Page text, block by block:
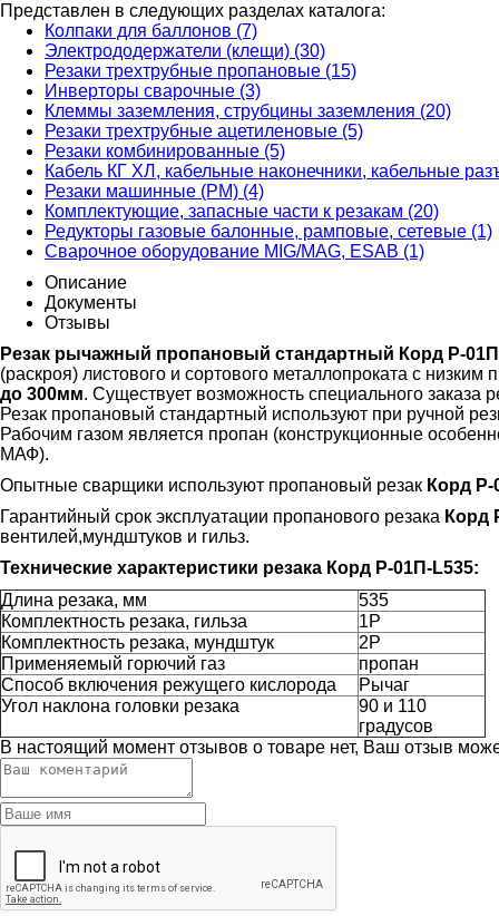
Представлен в следующих разделах каталога:
Колпаки для баллонов (7)
Электрододержатели (клещи) (30)
Резаки трехтрубные пропановые (15)
Инверторы сварочные (3)
Клеммы заземления, струбцины заземления (20)
Резаки трехтрубные ацетиленовые (5)
Резаки комбинированные (5)
Кабель КГ ХЛ, кабельные наконечники, кабельные
Резаки машинные (РМ) (4)
Комплектующие, запасные части к резакам (20)
Редукторы газовые балонные, рамповые, сетевые (1)
Сварочное оборудование MIG/MAG, ESAB (1)
Описание
Документы
Отзывы
Резак рычажный пропановый стандартный Корд Р-
(раскроя) листового и сортового металлопроката с
до 300мм. Существует возможность специального заказа
Резак пропановый стандартный используют при ручной
Рабочим газом является пропан (конструкционные
МАФ).
Опытные сварщики используют пропановый резак Корд
Гарантийный срок эксплуатации пропанового резака Корд
вентилей,мундштуков и гильз.
Технические характеристики резака Корд Р-01П-L535:
Длина резака, мм
535
Комплектность резака, гильза
1Р
Комплектность резака, мундштук
2Р
Применяемый горючий газ
пропан
Способ включения режущего кислорода
Рычаг
Угол наклона головки резака
90 и 110
градусов
В настоящий момент отзывов о товаре нет, Ваш отзыв